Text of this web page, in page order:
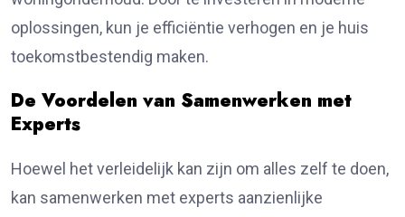
oplossingen, kun je efficiëntie verhogen en je huis
toekomstbestendig maken.
De Voordelen van Samenwerken met
Experts
Hoewel het verleidelijk kan zijn om alles zelf te doen,
kan samenwerken met experts aanzienlijke